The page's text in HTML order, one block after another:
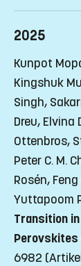
2025
Kunpot
Kingshuk
Singh,
Dreu, Elvina
Ottenbros,
Peter C. M.
Rosén,
Yuttapoom
Transition
Perovskites
6982